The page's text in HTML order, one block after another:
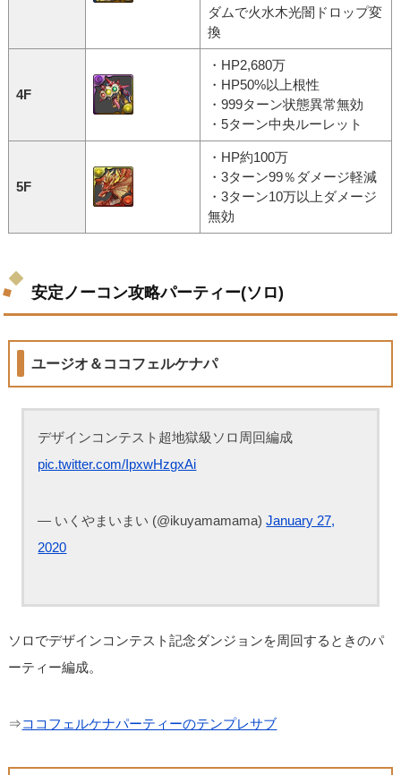
ダムで火水木光闇ドロップ変
換
4F
・HP2,680万
・HP50%以上根性
・999ターン状態異常無効
・5ターン中央ルーレット
5F
・HP約100万
・3ターン99％ダメージ軽減
・3ターン10万以上ダメージ
無効
安定ノーコン攻略パーティー(ソロ)
ユージオ＆ココフェルケナパ
デザインコンテスト超地獄級ソロ周回編成
pic.twitter.com/IpxwHzgxAi
— いくやまいまい (@ikuyamamama)January 27,
2020
ソロでデザインコンテスト記念ダンジョンを周回するときのパ
ーティー編成。
⇒ココフェルケナパーティーのテンプレサブ